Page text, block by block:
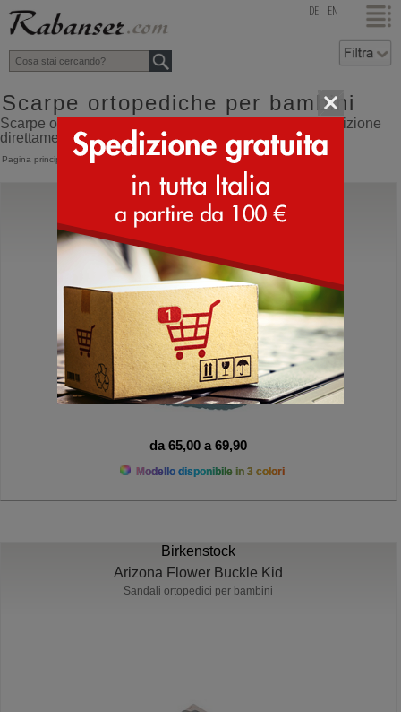
top DE EN
Scarpe ortopediche per bambini
Scarpe ortopediche per bambini online shop con spedizione
direttamente dall'Italia
Pagina principale > Bambino > Scarpe ortopediche
Birkenstock
Milano Kids
da 65,00 a 69,90
Modello disponibile in 3 colori
Birkenstock
Arizona Flower Buckle Kid
Sandali ortopedici per bambini